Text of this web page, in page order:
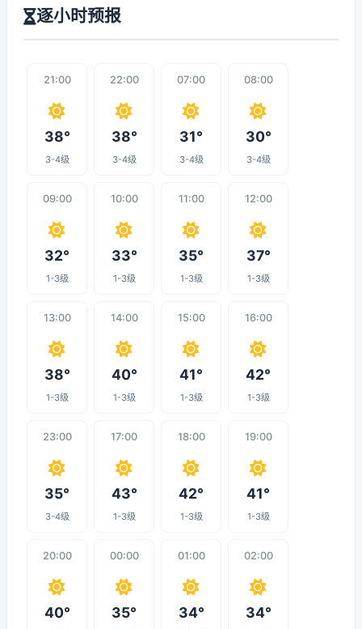
逐小时预报
21:00
38°
3-4级
22:00
38°
3-4级
07:00
31°
3-4级
08:00
30°
3-4级
09:00
32°
1-3级
10:00
33°
1-3级
11:00
35°
1-3级
12:00
37°
1-3级
13:00
38°
1-3级
14:00
40°
1-3级
15:00
41°
1-3级
16:00
42°
1-3级
23:00
35°
3-4级
17:00
43°
1-3级
18:00
42°
1-3级
19:00
41°
1-3级
20:00
40°
00:00
35°
01:00
34°
02:00
34°